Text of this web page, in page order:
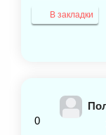
задают
модулей.
всегда
было. Анна,
В закладки
0